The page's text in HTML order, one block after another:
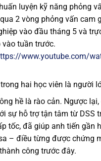
luyện kỹ năng phỏng
2 vòng phỏng vấn cam
vào đầu tháng 5 và
tuần trước.
www.youtube.com/
hai học viên là người
hề là rào cản. Ngược
sự hỗ trợ tận tâm từ DSS
tốc, đã giúp anh tiến gần
– điều từng được chứng
công trước đây.